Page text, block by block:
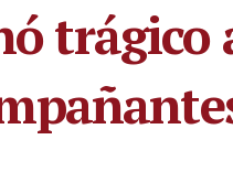
trágico